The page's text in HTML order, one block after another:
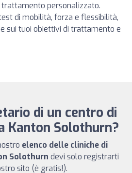
personalizzato.
di mobilità, forza e flessibilità,
sui tuoi obiettivi di trattamento e
di un centro di
Kanton Solothurn?
elenco delle cliniche di
Solothurn devi solo registrarti
sito (è gratis!).